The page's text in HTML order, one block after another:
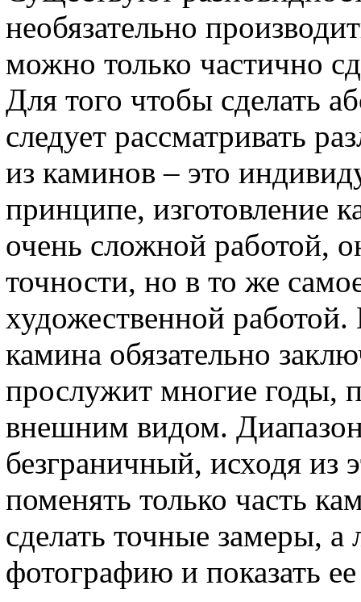
необязательно
можно только частично
Для того чтобы сделать
следует рассматривать
из каминов – это
принципе, изготовление
очень сложной работой,
точности, но в то же
художественной
камина обязательно
прослужит многие годы,
внешним видом.
безграничный, исходя из
поменять только часть
сделать точные замеры, а
фотографию и показать